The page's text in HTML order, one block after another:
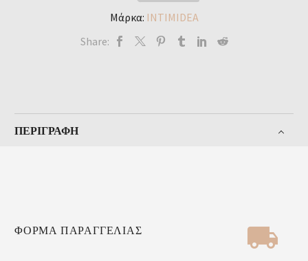
Μάρκα: INTIMIDEA
Share:
ΠΕΡΙΓΡΑΦΉ


ΦΟΡΜΑ ΠΑΡΑΓΓΕΛΙΑΣ